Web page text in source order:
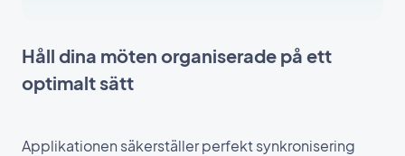
Håll dina möten organiserade på ett
optimalt sätt
Applikationen säkerställer perfekt synkronisering